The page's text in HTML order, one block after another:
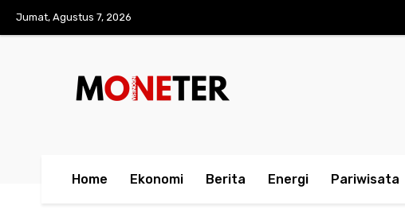
Jumat, Agustus 7, 2026
Home Ekonomi Berita Energi Pariwisata